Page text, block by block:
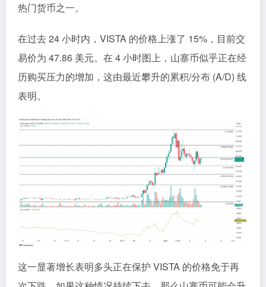
热门货币之一。
在过去 24 小时内，VISTA 的价格上涨了 15%，目前交
易价为 47.86 美元。在 4 小时图上，山寨币似乎正在经
历购买压力的增加，这由最近攀升的累积/分布 (A/D) 线
表明。
这一显著增长表明多头正在保护 VISTA 的价格免于再